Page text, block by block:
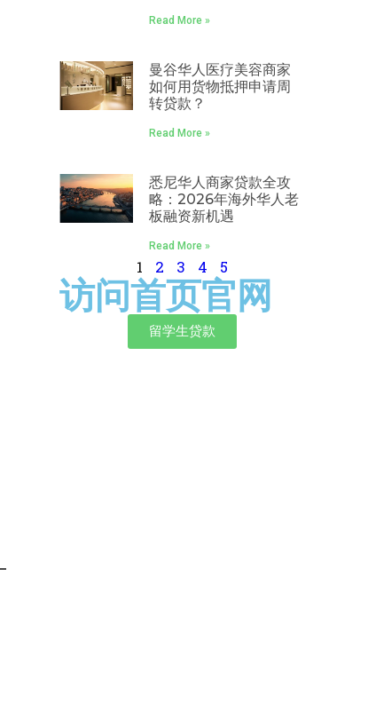
Read More »
曼谷华人医疗美容商家
如何用货物抵押申请周
转贷款？
Read More »
悉尼华人商家贷款全攻
略：2026年海外华人老
板融资新机遇
Read More »
1 2 3 4 5
访问首页官网
留学生贷款